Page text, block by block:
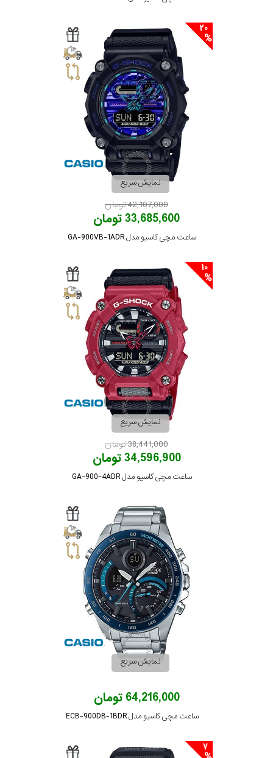
نمایش سریع
42,107,000 تومان
33,685,600 تومان
ساعت مچی کاسیو مدل GA-900VB-1ADR
نمایش سریع
38,441,000 تومان
34,596,900 تومان
ساعت مچی کاسیو مدل GA-900-4ADR
نمایش سریع
64,216,000 تومان
ساعت مچی کاسیو مدل ECB-900DB-1BDR